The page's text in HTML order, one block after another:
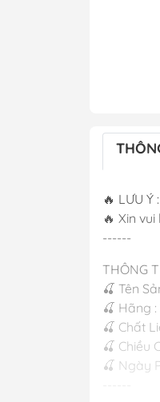
🔥 LƯU
🔥 Xin
------
THÔNG
🍒 Tên
🍒 Hãng
🍒 Chất
🍒 Chiều
🍒 Ngày